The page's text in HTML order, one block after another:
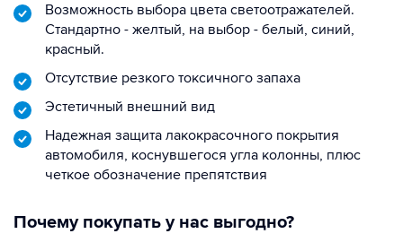
Возможность выбора цвета светоотражателей.
Стандартно - желтый, на выбор - белый, синий,
красный.
Отсутствие резкого токсичного запаха
Эстетичный внешний вид
Надежная защита лакокрасочного покрытия
автомобиля, коснувшегося угла колонны, плюс
четкое обозначение препятствия
Почему покупать у нас выгодно?